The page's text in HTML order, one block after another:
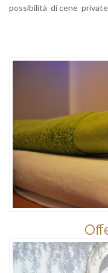
possibilità di cene private